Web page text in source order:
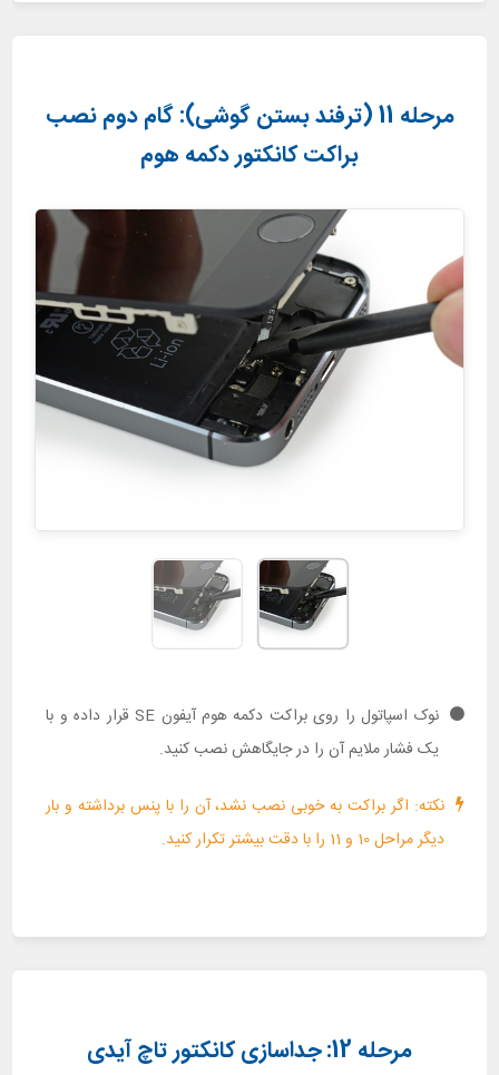
مرحله 11 (ترفند بستن گوشی): گام دوم نصب
براکت کانکتور دکمه هوم
نوک اسپاتول را روی براکت دکمه هوم آیفون SE قرار داده و با
یک فشار ملایم آن را در جایگاهش نصب کنید.
نکته: اگر براکت به خوبی نصب نشد، آن را با پنس برداشته و بار
دیگر مراحل 10 و 11 را با دقت بیشتر تکرار کنید.
مرحله 12: جداسازی کانکتور تاچ آیدی